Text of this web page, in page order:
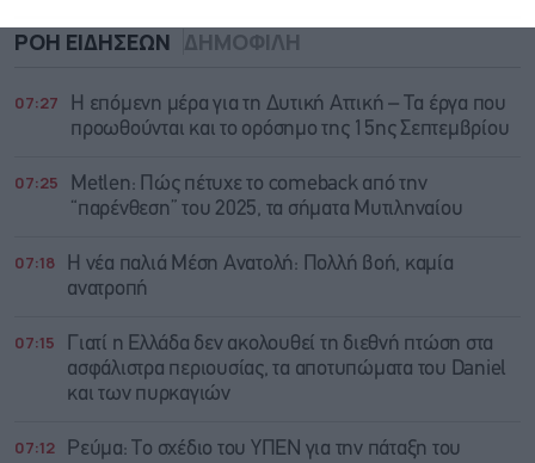
ΡΟΗ ΕΙΔΗΣΕΩΝ ΔΗΜΟΦΙΛΗ
07:27
Η επόμενη μέρα για τη Δυτική Αττική – Τα έργα που
προωθούνται και το ορόσημο της 15ης Σεπτεμβρίου
07:25
Metlen: Πώς πέτυχε το comeback από την
“παρένθεση” του 2025, τα σήματα Μυτιληναίου
07:18
Η νέα παλιά Μέση Ανατολή: Πολλή βοή, καμία
ανατροπή
07:15
Γιατί η Ελλάδα δεν ακολουθεί τη διεθνή πτώση στα
ασφάλιστρα περιουσίας, τα αποτυπώματα του Daniel
και των πυρκαγιών
07:12
Ρεύμα: Το σχέδιο του ΥΠΕΝ για την πάταξη του